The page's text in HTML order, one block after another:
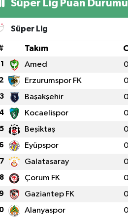
Süper Lig Puan Durumu
Süper Lig
Takım
1 Amed 0
Erzurumspor FK 0
3 Başakşehir 0
Kocaelispor 0
5 Beşiktaş 0
Eyüpspor 0
7 Galatasaray 0
8 Çorum FK 0
Gaziantep FK 0
Alanyaspor 0